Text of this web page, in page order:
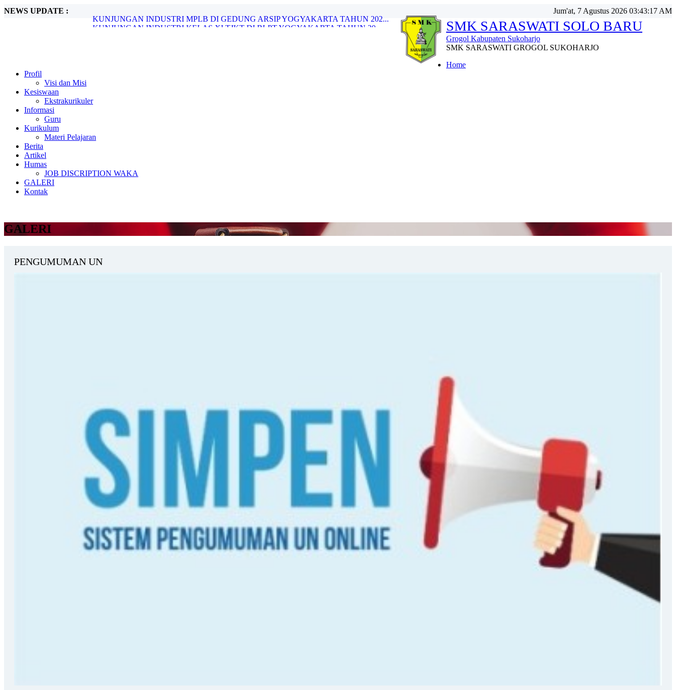
NEWS UPDATE :
KUNJUNGAN INDUSTRI KELAS XI TJKT DI BLPT YOGYAKARTA TAHUN 20...
LAPORAN REALISASI PENGGUNAAN DANA BOS REGULER TAHAP 1 TH 202...
KUNJUNGAN INDUSTRI MPLB DI GEDUNG ARSIP YOGYAKARTA TAHUN 202...
Jum'at, 7 Agustus 2026 03:43:20 AM
SMK SARASWATI SOLO BARU
Grogol Kabupaten Sukoharjo
SMK SARASWATI GROGOL SUKOHARJO
Home
Profil
Visi dan Misi
Kesiswaan
Ekstrakurikuler
Informasi
Guru
Kurikulum
Materi Pelajaran
Berita
Artikel
Humas
JOB DISCRIPTION WAKA
GALERI
Kontak
GALERI
PENGUMUMAN UN